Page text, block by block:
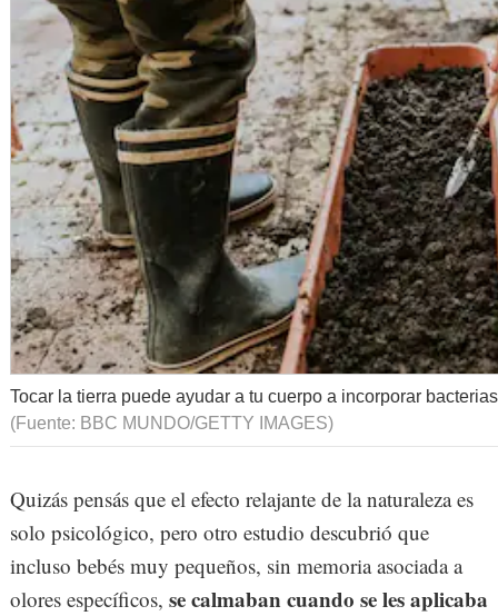
Tocar la tierra puede ayudar a tu cuerpo a incorporar
(Fuente: BBC MUNDO/GETTY IMAGES)
Quizás pensás que el efecto relajante de la naturaleza es
solo psicológico, pero otro estudio descubrió que
incluso bebés muy pequeños, sin memoria asociada a
olores específicos, se calmaban cuando se les aplicaba